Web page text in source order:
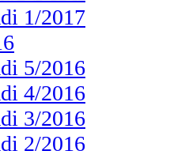
1/2017
5/2016
4/2016
3/2016
2/2016